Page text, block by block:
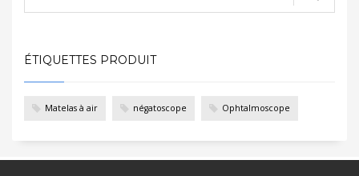
ÉTIQUETTES PRODUIT
Matelas à air négatoscope Ophtalmoscope